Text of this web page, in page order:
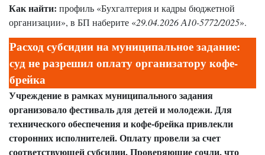
Как найти: профиль «Бухгалтерия и кадры бюджетной
организации», в БП наберите «29.04.2026 А10-5772/2025».
Расход субсидии на муниципальное задание:
суд не разрешил оплату организатору кофе-
брейка
Учреждение в рамках муниципального задания
организовало фестиваль для детей и молодежи. Для
технического обеспечения и кофе-брейка привлекли
сторонних исполнителей. Оплату провели за счет
соответствующей субсидии. Проверяющие сочли, что